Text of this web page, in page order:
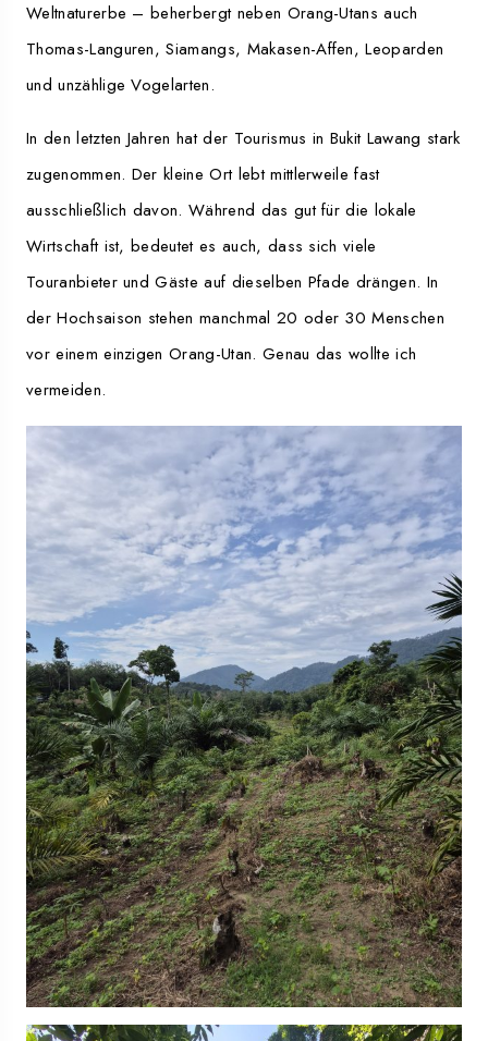
Weltnaturerbe – beherbergt neben Orang-Utans auch
Thomas-Languren, Siamangs, Makasen-Affen, Leoparden
und unzählige Vogelarten.
In den letzten Jahren hat der Tourismus in Bukit Lawang stark
zugenommen. Der kleine Ort lebt mittlerweile fast
ausschließlich davon. Während das gut für die lokale
Wirtschaft ist, bedeutet es auch, dass sich viele
Touranbieter und Gäste auf dieselben Pfade drängen. In
der Hochsaison stehen manchmal 20 oder 30 Menschen
vor einem einzigen Orang-Utan. Genau das wollte ich
vermeiden.